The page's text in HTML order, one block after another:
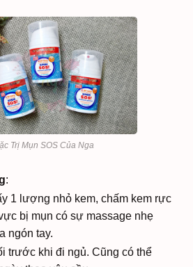
Trị Mụn SOS Của Nga
:
1 lượng nhỏ kem, chấm kem rực
bị mụn có sự massage nhẹ
ngón tay.
trước khi đi ngủ. Cũng có thể